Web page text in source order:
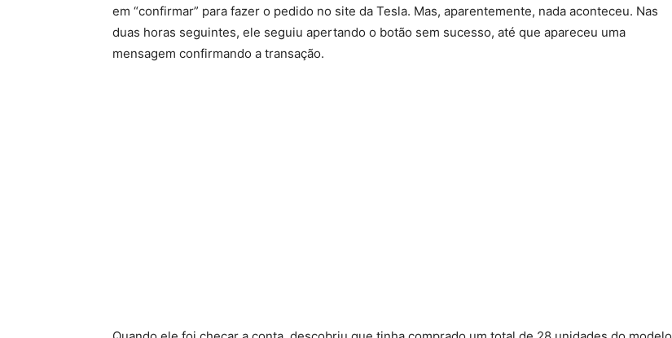
em “confirmar” para fazer o pedido no site da Tesla. Mas, aparentemente, nada aconteceu. Nas
duas horas seguintes, ele seguiu apertando o botão sem sucesso, até que apareceu uma
mensagem confirmando a transação.